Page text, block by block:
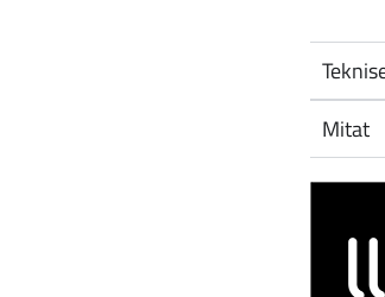
Mitat